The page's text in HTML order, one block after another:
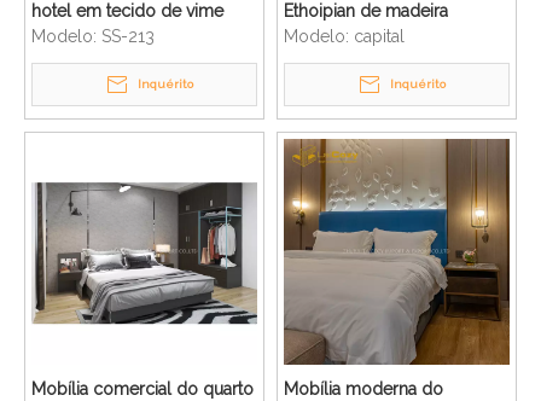
hotel em tecido de vime
para lobby do hotel Westin
Modelo: SS-213
Inquérito
Ethoipian de madeira
luxuoso personalizado de 5
estrelas
Modelo: capital
Inquérito
Mobília comercial do quarto
Mobília moderna do